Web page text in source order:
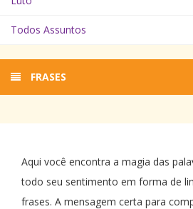
Todos Assuntos
FRASES
Aqui você encontra a magia das
todo seu sentimento em forma de
frases. A mensagem certa para